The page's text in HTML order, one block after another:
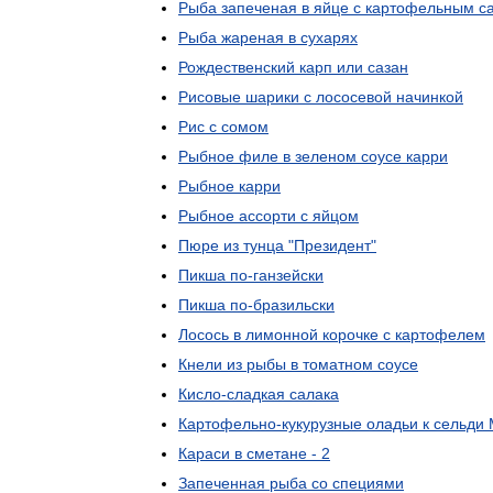
Рыба запеченая в яйце с картофельным
Рыба жареная в сухарях
Рождественский карп или сазан
Рисовые шарики с лососевой начинкой
Рис с сомом
Рыбное филе в зеленом соусе карри
Рыбное карри
Рыбное ассорти с яйцом
Пюре из тунца "Президент"
Пикша по-ганзейски
Пикша по-бразильски
Лосось в лимонной корочке с картофелем
Кнели из рыбы в томатном соусе
Кисло-сладкая салака
Картофельно-кукурузные оладьи к сельди
Караси в сметане - 2
Запеченная рыба со специями